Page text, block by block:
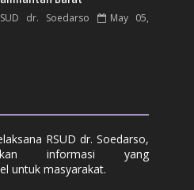
dr. Soedarso
May 05,
RSUD dr. Soedarso,
informasi yang
untuk masyarakat.